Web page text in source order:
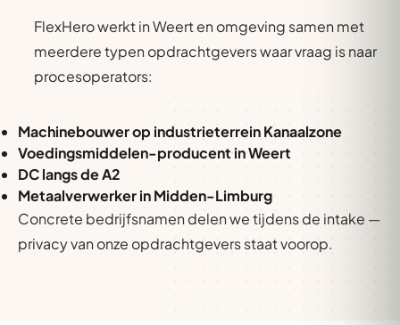
FlexHero werkt in Weert en omgeving samen met
meerdere typen opdrachtgevers waar vraag is naar
procesoperators:
Machinebouwer op industrieterrein Kanaalzone
Voedingsmiddelen-producent in Weert
DC langs de A2
Metaalverwerker in Midden-Limburg
Concrete bedrijfsnamen delen we tijdens de intake —
privacy van onze opdrachtgevers staat voorop.